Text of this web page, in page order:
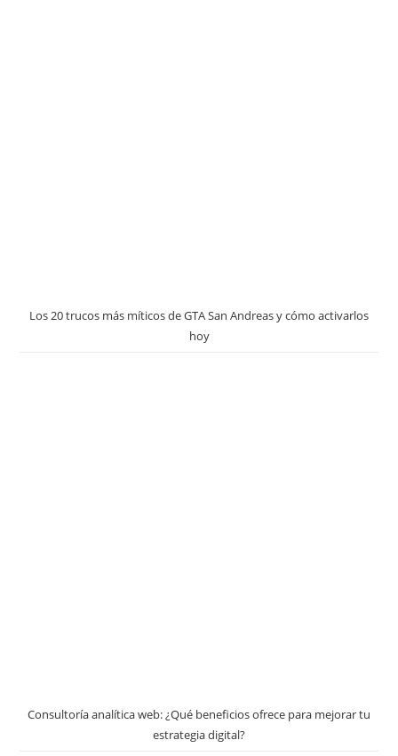
Los 20 trucos más míticos de GTA San Andreas y cómo activarlos
hoy
Consultoría analítica web: ¿Qué beneficios ofrece para mejorar tu
estrategia digital?